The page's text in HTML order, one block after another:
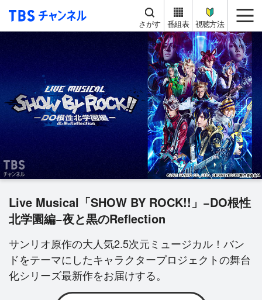
TBS チャンネル
さがす 番組表 視聴方法
Live Musical「SHOW BY ROCK!!」−DO根性
北学園編−夜と黒のReflection
サンリオ原作の大人気2.5次元ミュージカル！バン
ドをテーマにしたキャラクタープロジェクトの舞台
化シリーズ最新作をお届けする。